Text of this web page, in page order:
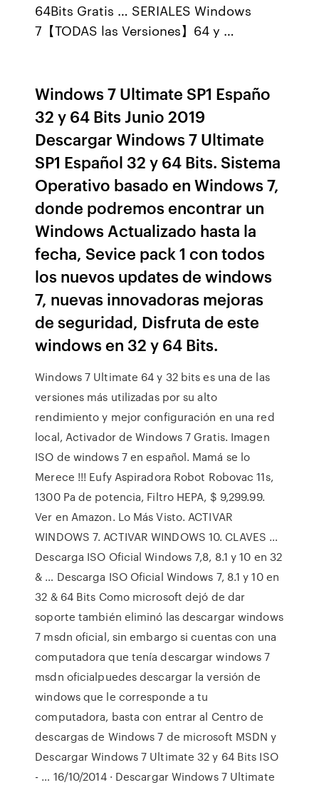
64Bits Gratis … SERIALES Windows
7【TODAS las Versiones】64 y …
Windows 7 Ultimate SP1 Españo
32 y 64 Bits Junio 2019
Descargar Windows 7 Ultimate
SP1 Español 32 y 64 Bits. Sistema
Operativo basado en Windows 7,
donde podremos encontrar un
Windows Actualizado hasta la
fecha, Sevice pack 1 con todos
los nuevos updates de windows
7, nuevas innovadoras mejoras
de seguridad, Disfruta de este
windows en 32 y 64 Bits.
Windows 7 Ultimate 64 y 32 bits es una de las
versiones más utilizadas por su alto
rendimiento y mejor configuración en una red
local, Activador de Windows 7 Gratis. Imagen
ISO de windows 7 en español. Mamá se lo
Merece !!! Eufy Aspiradora Robot Robovac 11s,
1300 Pa de potencia, Filtro HEPA, $ 9,299.99.
Ver en Amazon. Lo Más Visto. ACTIVAR
WINDOWS 7. ACTIVAR WINDOWS 10. CLAVES …
Descarga ISO Oficial Windows 7,8, 8.1 y 10 en 32
& … Descarga ISO Oficial Windows 7, 8.1 y 10 en
32 & 64 Bits Como microsoft dejó de dar
soporte también eliminó las descargar windows
7 msdn oficial, sin embargo si cuentas con una
computadora que tenía descargar windows 7
msdn oficialpuedes descargar la versión de
windows que le corresponde a tu
computadora, basta con entrar al Centro de
descargas de Windows 7 de microsoft MSDN y
Descargar Windows 7 Ultimate 32 y 64 Bits ISO
- … 16/10/2014 · Descargar Windows 7 Ultimate